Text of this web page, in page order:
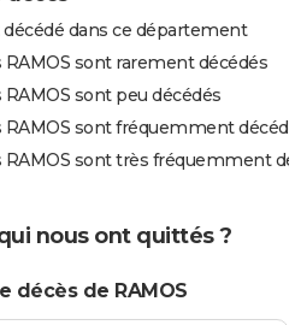
décédé dans ce département
sont rarement décédés
sont peu décédés
sont fréquemment
sont très fréquemment
nous ont quittés ?
décès de RAMOS